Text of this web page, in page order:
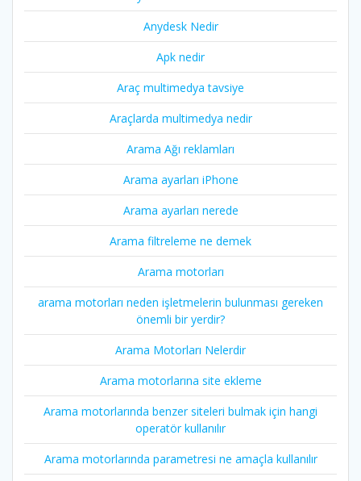
Anydesk Nedir
Apk nedir
Araç multimedya tavsiye
Araçlarda multimedya nedir
Arama Ağı reklamları
Arama ayarları iPhone
Arama ayarları nerede
Arama filtreleme ne demek
Arama motorları
arama motorları neden işletmelerin bulunması gereken
önemli bir yerdir?
Arama Motorları Nelerdir
Arama motorlarına site ekleme
Arama motorlarında benzer siteleri bulmak için hangi
operatör kullanılır
Arama motorlarında parametresi ne amaçla kullanılır